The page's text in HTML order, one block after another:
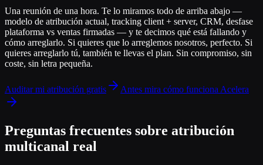
Una reunión de una hora. Te lo miramos todo de arriba abajo —
modelo de atribución actual, tracking client + server, CRM, desfase
plataforma vs ventas firmadas — y te decimos qué está fallando y
cómo arreglarlo. Si quieres que lo arreglemos nosotros, perfecto. Si
quieres arreglarlo tú, también te llevas el plan. Sin compromiso, sin
coste, sin letra pequeña.
Auditar mi atribución gratis Antes mira cómo funciona Acelera
Preguntas frecuentes sobre atribución
multicanal real